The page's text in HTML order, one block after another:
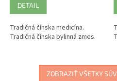
DETAIL
Tradičná čínska medicína.
Tradičná čínska bylinná zmes.
ZOBRAZIŤ VŠETKY